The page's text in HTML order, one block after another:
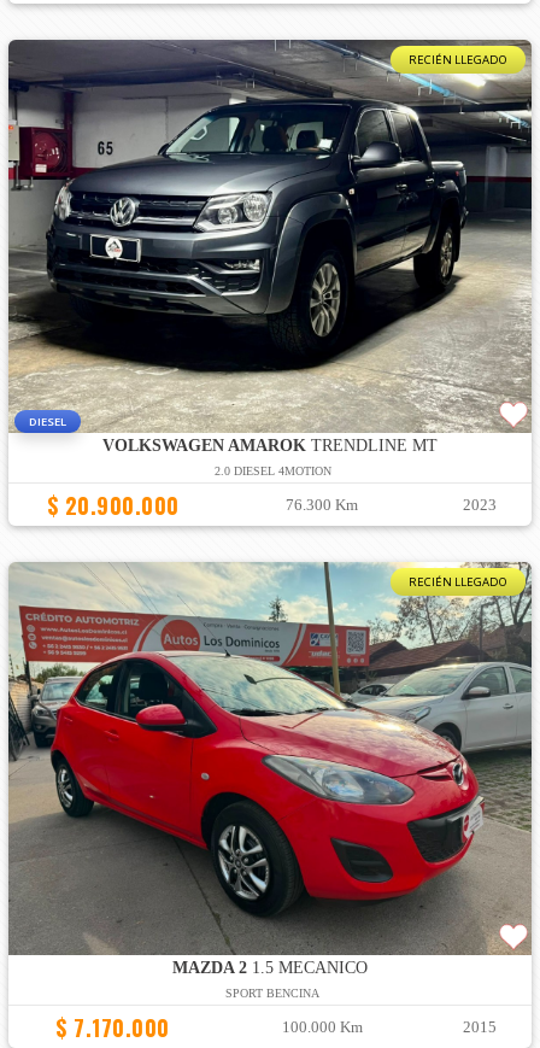
RECIÉN LLEGADO
DIESEL
VOLKSWAGEN AMAROK TRENDLINE MT
2.0 DIESEL 4MOTION
$ 20.900.000 76.300 Km 2023
RECIÉN LLEGADO
MAZDA 21.5 MECANICO
SPORT BENCINA
$ 7.170.000 100.000 Km 2015